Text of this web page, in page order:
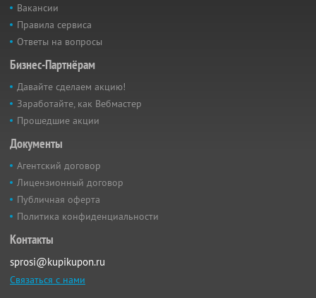
Вакансии
Правила сервиса
Ответы на вопросы
Бизнес-Партнёрам
Давайте сделаем акцию!
Заработайте, как Вебмастер
Прошедшие акции
Документы
Агентский договор
Лицензионный договор
Публичная оферта
Политика конфиденциальности
Контакты
sprosi@kupikupon.ru
Связаться с нами